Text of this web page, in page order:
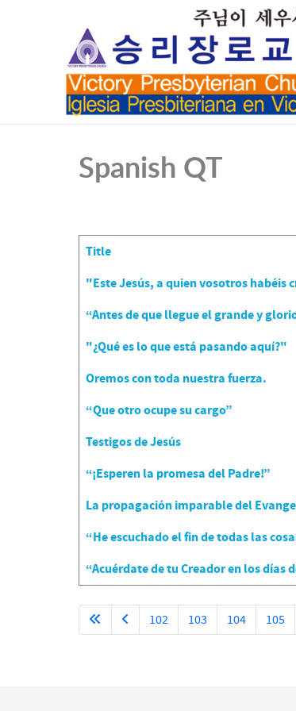
Spanish QT
Articles
Title
"Este Jesús, a quien vosotros habéis
“Antes de que llegue el grande y
"¿Qué es lo que está pasando aquí?"
Oremos con toda nuestra fuerza.
“Que otro ocupe su cargo”
Testigos de Jesús
“¡Esperen la promesa del Padre!”
La propagación imparable del
“He escuchado el fin de todas las
“Acuérdate de tu Creador en los días
102 103 104 105